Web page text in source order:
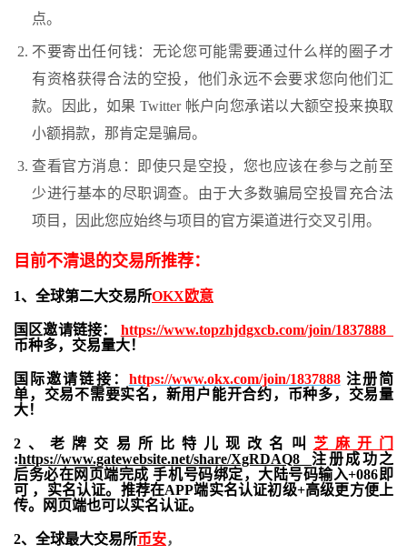
点。
不要寄出任何钱：无论您可能需要通过什么样的圈子才
有资格获得合法的空投，他们永远不会要求您向他们汇
款。因此，如果 Twitter 帐户向您承诺以大额空投来换取
小额捐款，那肯定是骗局。
查看官方消息：即使只是空投，您也应该在参与之前至
少进行基本的尽职调查。由于大多数骗局空投冒充合法
项目，因此您应始终与项目的官方渠道进行交叉引用。
目前不清退的交易所推荐：
1、全球第二大交易所OKX欧意
国区邀请链接： https://www.topzhjdgxcb.com/join/1837888
币种多，交易量大！
国际邀请链接： https://www.okx.com/join/1837888注册简
单，交易不需要实名，新用户能开合约， 币种多，交易量
大！
2、老牌交易所比特儿现改名叫 芝麻开门
:https://www.gatewebsite.net/share/XgRDAQ8 注册成功之
后务必在网页端完成 手机号码绑定，大陆号码输入+086即
可 ，实名认证。推荐在APP端实名认证初级+高级更方便上
传。网页端也可以实名认证。
2、全球最大交易所币安，